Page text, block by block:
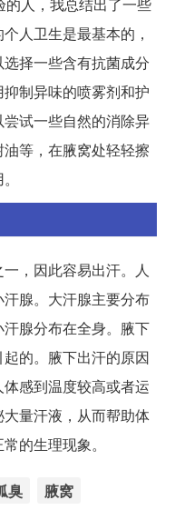
人卫生是最基本的，
择一些含有抗菌成分
制异味的喷雾剂和护
试一些自然的消除异
等，在腋窝处轻轻擦
，因此容易出汗。人
腺。大汗腺主要分布
腺分布在全身。腋下
的。腋下出汗的原因
感到温度较高或者运
量汗液，从而帮助体
的生理现象。
臭 腋窝